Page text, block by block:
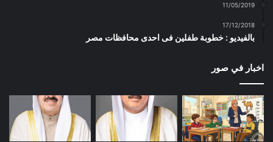
11/05/2019
17/12/2018
بالفيديو : خطوبة طفلين فى احدى محافظات مصر
اخبار في صور